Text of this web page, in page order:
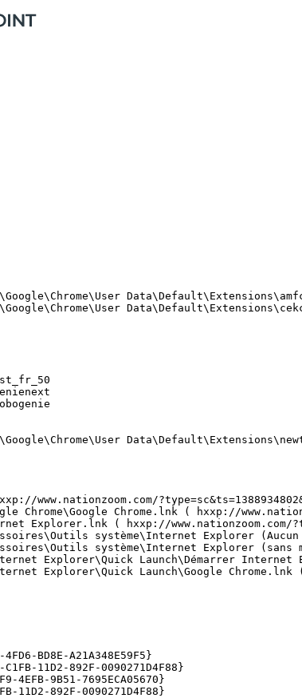
Chrome.lnk ( hxxp://
( hxxp://www.nationzoom.com/
système\Internet Explorer (Aucun
système\Internet Explorer (sans
Launch\Démarrer Internet
Launch\Google Chrome.lnk (
BD8E-A21A348E59F5}
11D2-892F-0090271D4F88}
9B51-7695ECA05670}
892F-0090271D4F88}